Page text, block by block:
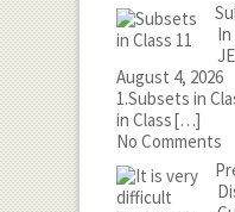
August 4, 2026
1.Subsets in
in Class[…]
No Comments